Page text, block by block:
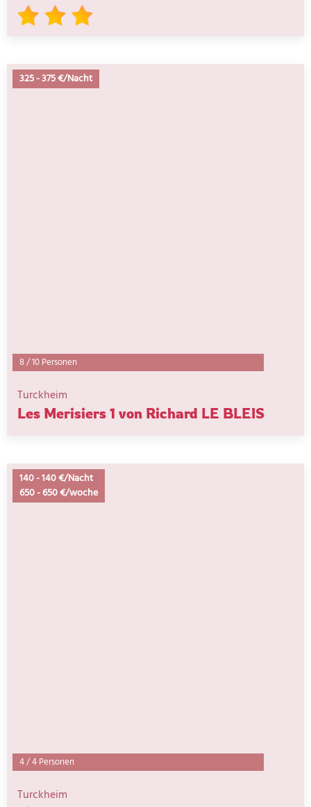
325-375 €/Nacht
8/10 Personen
Turckheim
Les Merisiers 1 von Richard LE BLEIS
140-140 €/Nacht
650-650 €/woche
4/4 Personen
Turckheim